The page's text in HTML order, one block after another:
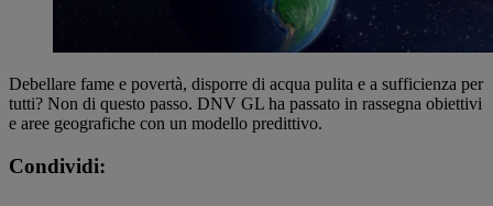
Debellare fame e povertà, disporre di acqua pulita e a sufficienza per
tutti? Non di questo passo. DNV GL ha passato in rassegna obiettivi
e aree geografiche con un modello predittivo.
Condividi: